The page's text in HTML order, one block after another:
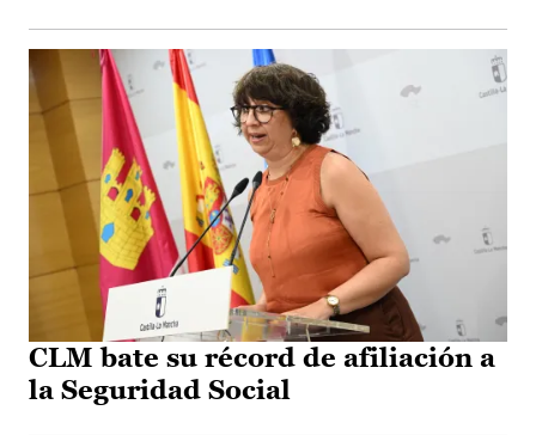
CLM bate su récord de afiliación a
la Seguridad Social